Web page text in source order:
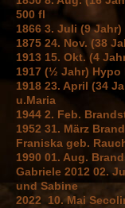
500 fl
1866 3. Juli (9
1875 24. Nov. (38
1913 15. Okt. (4
1917 (½ Jahr) Hypo
1918 23. April (34
u.Maria
1944 2. Feb.
1952 31. März
Franiska geb.
1990 01. Aug.
Gabriele 2012 02.
und Sabine
2022 10. Mai